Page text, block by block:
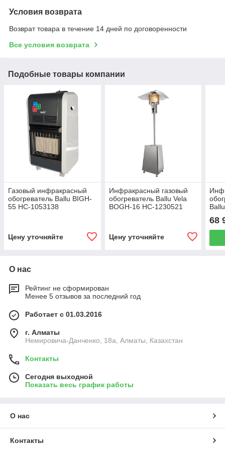
Условия возврата
Возврат товара в течение 14 дней по договоренности
Все условия возврата
Подобные товары компании
Газовый инфракрасный
обогреватель Ballu BIGH-
55 НС-1053138
Цену уточняйте
Инфракрасный газовый
обогреватель Ballu Vela
BOGH-16 НС-1230521
Цену уточняйте
68
О нас
Рейтинг не сформирован
Менее 5 отзывов за последний год
Работает с 01.03.2016
г. Алматы
Немировича-Данченко, 18а, Алматы, Казахстан
Контакты
Сегодня выходной
Показать весь график работы
О нас
Контакты